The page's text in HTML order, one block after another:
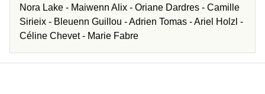
Nora Lake - Maiwenn Alix - Oriane Dardres - Camille
Sirieix - Bleuenn Guillou -Adrien Tomas -Ariel Holzl -
Céline Chevet - Marie Fabre